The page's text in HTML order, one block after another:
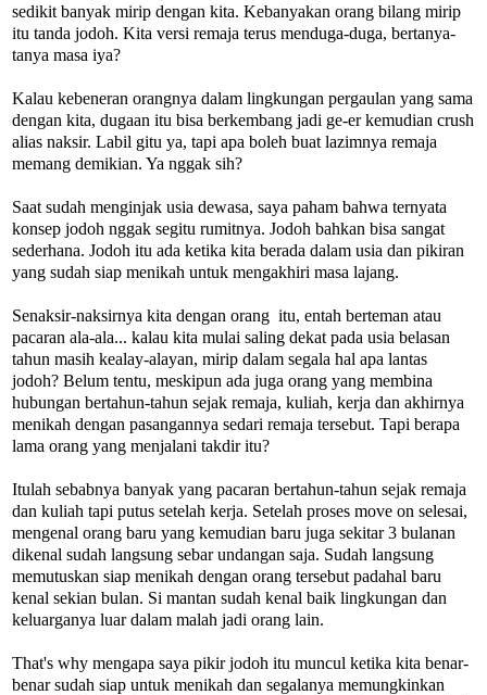
sedikit banyak mirip dengan kita. Kebanyakan orang bilang mirip
itu tanda jodoh. Kita versi remaja terus menduga-duga, bertanya-
tanya masa iya?
Kalau kebeneran orangnya dalam lingkungan pergaulan yang sama
dengan kita, dugaan itu bisa berkembang jadi ge-er kemudian crush
alias naksir. Labil gitu ya, tapi apa boleh buat lazimnya remaja
memang demikian. Ya nggak sih?
Saat sudah menginjak usia dewasa, saya paham bahwa ternyata
konsep jodoh nggak segitu rumitnya. Jodoh bahkan bisa sangat
sederhana. Jodoh itu ada ketika kita berada dalam usia dan pikiran
yang sudah siap menikah untuk mengakhiri masa lajang.
Senaksir-naksirnya kita dengan orang itu, entah berteman atau
pacaran ala-ala... kalau kita mulai saling dekat pada usia belasan
tahun masih kealay-alayan, mirip dalam segala hal apa lantas
jodoh? Belum tentu, meskipun ada juga orang yang membina
hubungan bertahun-tahun sejak remaja, kuliah, kerja dan akhirnya
menikah dengan pasangannya sedari remaja tersebut. Tapi berapa
lama orang yang menjalani takdir itu?
Itulah sebabnya banyak yang pacaran bertahun-tahun sejak remaja
dan kuliah tapi putus setelah kerja. Setelah proses move on selesai,
mengenal orang baru yang kemudian baru juga sekitar 3 bulanan
dikenal sudah langsung sebar undangan saja. Sudah langsung
memutuskan siap menikah dengan orang tersebut padahal baru
kenal sekian bulan. Si mantan sudah kenal baik lingkungan dan
keluarganya luar dalam malah jadi orang lain.
That's why mengapa saya pikir jodoh itu muncul ketika kita benar-
benar sudah siap untuk menikah dan segalanya memungkinkan